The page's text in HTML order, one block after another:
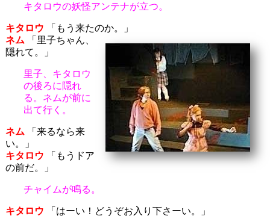
キタロウの妖怪アンテナが立つ。
キタロウ 「もう来たのか。」
ネム 「里子ちゃん、
隠れて。」
里子、キタロウ
の後ろに隠れ
る。ネムが前に
出て行く。
ネム 「来るなら来
い。」
キタロウ 「もうドア
の前だ。」
チャイムが鳴る。
キタロウ 「はーい！どうぞお入り下さーい。」